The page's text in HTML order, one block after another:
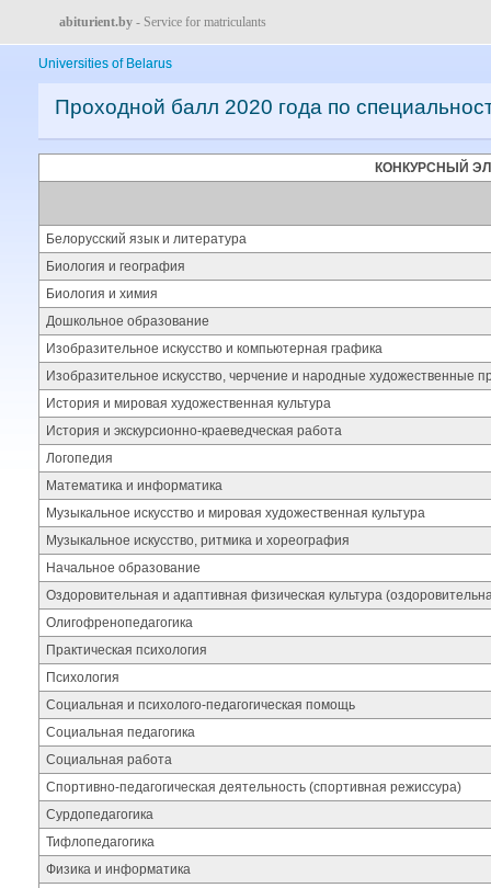
abiturient.by - Service for matriculants
Universities of Belarus
Проходной балл 2020 года по
КОНКУРСНЫЙ
Белорусский язык и литература
Биология и география
Биология и химия
Дошкольное образование
Изобразительное искусство и компьютерная графика
Изобразительное искусство, черчение и народные художественные
История и мировая художественная культура
История и экскурсионно-краеведческая работа
Логопедия
Математика и информатика
Музыкальное искусство и мировая художественная культура
Музыкальное искусство, ритмика и хореография
Начальное образование
Оздоровительная и адаптивная физическая культура
Олигофренопедагогика
Практическая психология
Психология
Социальная и психолого-педагогическая помощь
Социальная педагогика
Социальная работа
Спортивно-педагогическая деятельность (спортивная режиссура)
Сурдопедагогика
Тифлопедагогика
Физика и информатика